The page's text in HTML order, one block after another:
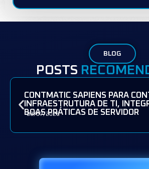
BLOG
POSTS
CONTMATIC SAPIENS PARA
INFRAESTRUTURA DE TI,
BOAS PRÁTICAS DE SERVIDOR
08/07/2026